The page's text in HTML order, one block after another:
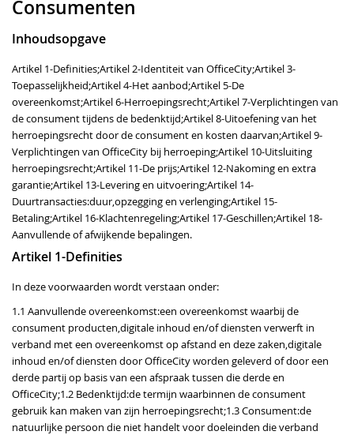
Consumenten
Inhoudsopgave
Artikel 1-Definities;Artikel 2-Identiteit van OfficeCity;Artikel 3-
Toepasselijkheid;Artikel 4-Het aanbod;Artikel 5-De
overeenkomst;Artikel 6-Herroepingsrecht;Artikel 7-Verplichtingen van
de consument tijdens de bedenktijd;Artikel 8-Uitoefening van het
herroepingsrecht door de consument en kosten daarvan;Artikel 9-
Verplichtingen van OfficeCity bij herroeping;Artikel 10-Uitsluiting
herroepingsrecht;Artikel 11-De prijs;Artikel 12-Nakoming en extra
garantie;Artikel 13-Levering en uitvoering;Artikel 14-
Duurtransacties:duur,opzegging en verlenging;Artikel 15-
Betaling;Artikel 16-Klachtenregeling;Artikel 17-Geschillen;Artikel 18-
Aanvullende of afwijkende bepalingen.
Artikel 1-Definities
In deze voorwaarden wordt verstaan onder:
1.1 Aanvullende overeenkomst:een overeenkomst waarbij de
consument producten,digitale inhoud en/of diensten verwerft in
verband met een overeenkomst op afstand en deze zaken,digitale
inhoud en/of diensten door OfficeCity worden geleverd of door een
derde partij op basis van een afspraak tussen die derde en
OfficeCity;1.2 Bedenktijd:de termijn waarbinnen de consument
gebruik kan maken van zijn herroepingsrecht;1.3 Consument:de
natuurlijke persoon die niet handelt voor doeleinden die verband